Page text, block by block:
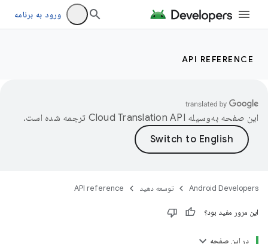
ورود به برنامه
API REFERENCE
این صفحه به‌وسیله ترجمه شده است.
Android Developers توسعه دهید API reference
این مرور مفید بود؟
در این صفحه